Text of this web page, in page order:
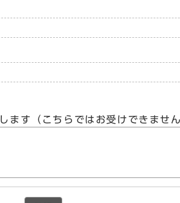
ます（こちらではお受けできませ